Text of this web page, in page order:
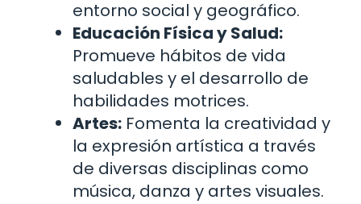
entorno social y geográfico.
Educación Física y Salud:
Promueve hábitos de vida
saludables y el desarrollo de
habilidades motrices.
Artes: Fomenta la creatividad y
la expresión artística a través
de diversas disciplinas como
música, danza y artes visuales.